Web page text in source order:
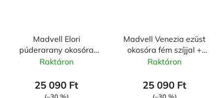
Madvell Elori
púderarany okosóra
fém szíjjal Zira
Raktáron
25 090 Ft
Madvell Venezia ezüst
okosóra fém szíjjal +
szilikon szíjjal
Raktáron
25 090 Ft